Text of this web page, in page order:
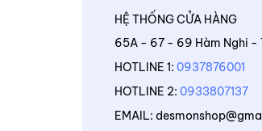
HỆ THỐNG CỬA HÀNG
65A - 67 - 69 Hàm Nghi -
HOTLINE 1: 0937876001
HOTLINE 2: 0933807137
EMAIL: